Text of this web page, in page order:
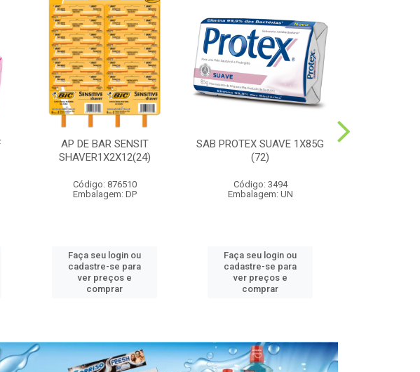
AP DE BAR SENSIT
SHAVER1X2X12(24)
Código: 876510
Embalagem: DP
Faça seu login ou
cadastre-se para
ver preços e
comprar
SAB PROTEX SUAVE 1X85G
(72)
Código: 3494
Embalagem: UN
Faça seu login ou
cadastre-se para
ver preços e
comprar